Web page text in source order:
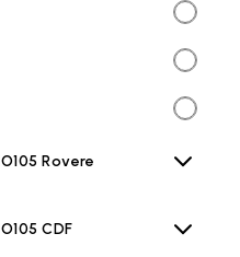
Rovere
CDF